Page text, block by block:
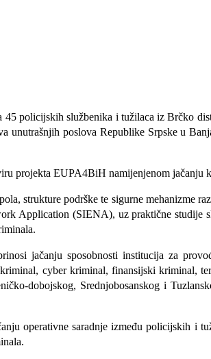
45 policijskih službenika i tužilaca iz Brčko
unutrašnjih poslova Republike Srpske u
projekta EUPA4BiH namijenjenom jačanju
strukture podrške te sigurne mehanizme
Application (SIENA), uz praktične studije
jačanju sposobnosti institucija za
cyber kriminal, finansijski kriminal,
dobojskog, Srednjobosanskog i
operativne saradnje između policijskih i